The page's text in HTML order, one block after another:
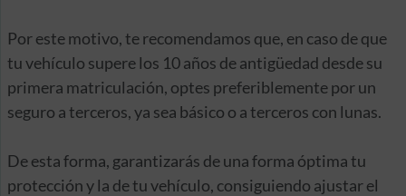
Por este motivo, te recomendamos que, en caso de que
tu vehículo supere los 10 años de antigüedad desde su
primera matriculación, optes preferiblemente por un
seguro a terceros, ya sea básico o a terceros con lunas.
De esta forma, garantizarás de una forma óptima tu
protección y la de tu vehículo, consiguiendo ajustar el